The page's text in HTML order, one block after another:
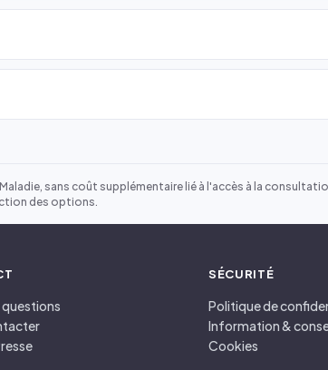
sans coût supplémentaire lié à l'accès à la
des options.
questions
SÉCURITÉ
Politique de
Information &
Cookies